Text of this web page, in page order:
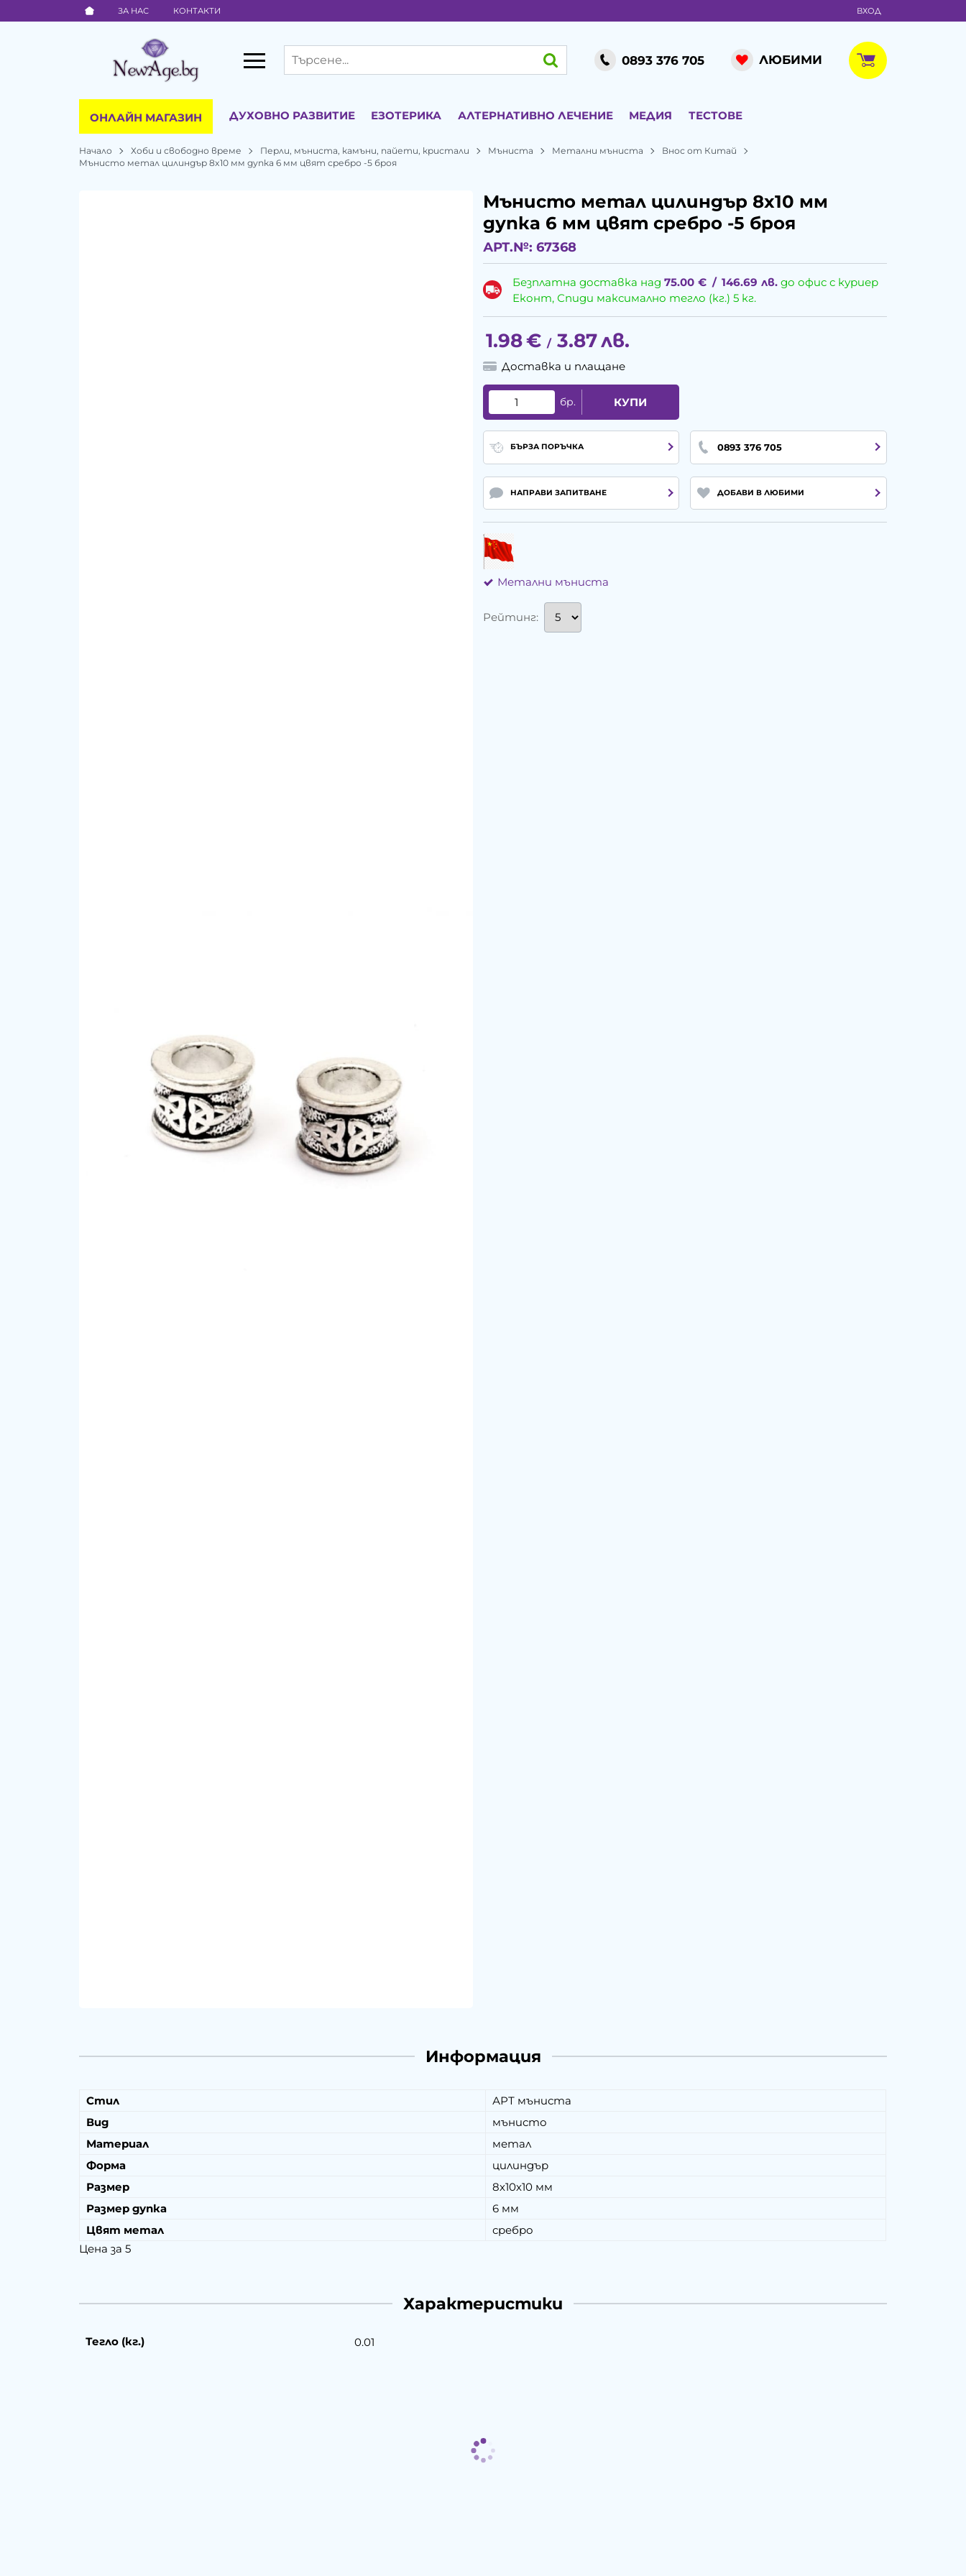
ЗА НАС КОНТАКТИ ВХОД
0893 376 705 ЛЮБИМИ
ОНЛАЙН МАГАЗИН ДУХОВНО РАЗВИТИЕ ЕЗОТЕРИКА АЛТЕРНАТИВНО ЛЕЧЕНИЕ МЕДИЯ ТЕСТОВЕ
Начало Хоби и свободно време Перли, мъниста, камъни, пайети, кристали Мъниста Метални мъниста
Внос от Китай
Мънисто метал цилиндър 8x10 мм дупка 6 мм цвят сребро -5 броя
Мънисто метал цилиндър 8x10 мм
дупка 6 мм цвят сребро -5 броя
АРТ.№: 67368
Безплатна доставка над75.00 € / 146.69 лв. до офис с куриер
Еконт, Спиди максимално тегло (кг.) 5 кг.
1.98€ / 3.87лв.
Доставка и плащане
бр. КУПИ
БЪРЗА ПОРЪЧКА 0893 376 705
НАПРАВИ ЗАПИТВАНЕ ДОБАВИ В ЛЮБИМИ
Метални мъниста
Рейтинг:
Информация
Стил
АРТ мъниста
Вид
мънисто
Материал
метал
Форма
цилиндър
Размер
8х10х10 мм
Размер дупка
6 мм
Цвят метал
сребро
Цена за 5
Характеристики
Тегло (кг.) 0.01